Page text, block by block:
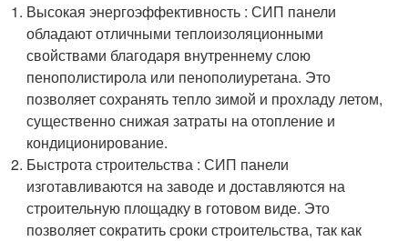
Высокая энергоэффективность : СИП панели
обладают отличными теплоизоляционными
свойствами благодаря внутреннему слою
пенополистирола или пенополиуретана. Это
позволяет сохранять тепло зимой и прохладу летом,
существенно снижая затраты на отопление и
кондиционирование.
Быстрота строительства : СИП панели
изготавливаются на заводе и доставляются на
строительную площадку в готовом виде. Это
позволяет сократить сроки строительства, так как